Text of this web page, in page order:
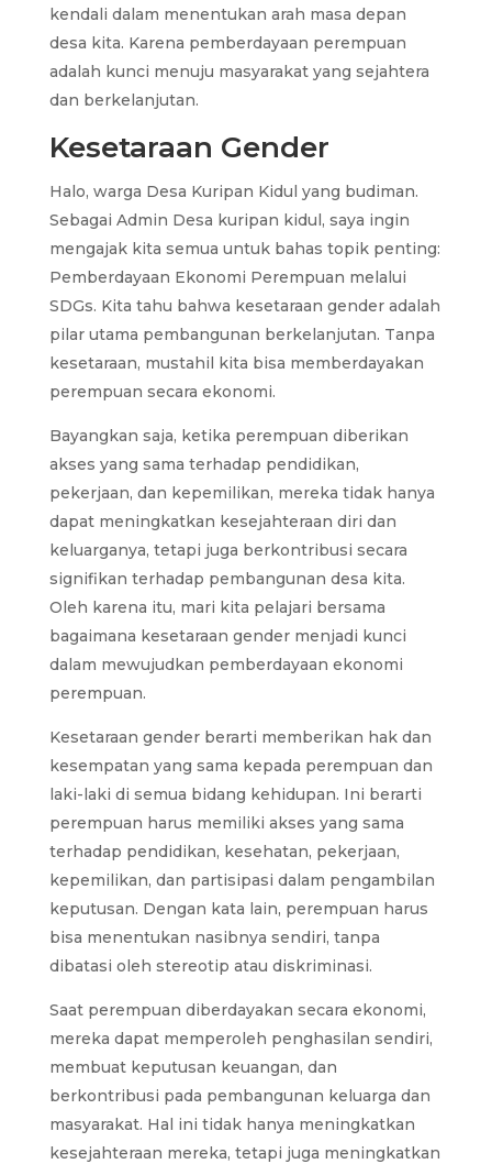
kendali dalam menentukan arah masa depan
desa kita. Karena pemberdayaan perempuan
adalah kunci menuju masyarakat yang sejahtera
dan berkelanjutan.
Kesetaraan Gender
Halo, warga Desa Kuripan Kidul yang budiman.
Sebagai Admin Desa kuripan kidul, saya ingin
mengajak kita semua untuk bahas topik penting:
Pemberdayaan Ekonomi Perempuan melalui
SDGs. Kita tahu bahwa kesetaraan gender adalah
pilar utama pembangunan berkelanjutan. Tanpa
kesetaraan, mustahil kita bisa memberdayakan
perempuan secara ekonomi.
Bayangkan saja, ketika perempuan diberikan
akses yang sama terhadap pendidikan,
pekerjaan, dan kepemilikan, mereka tidak hanya
dapat meningkatkan kesejahteraan diri dan
keluarganya, tetapi juga berkontribusi secara
signifikan terhadap pembangunan desa kita.
Oleh karena itu, mari kita pelajari bersama
bagaimana kesetaraan gender menjadi kunci
dalam mewujudkan pemberdayaan ekonomi
perempuan.
Kesetaraan gender berarti memberikan hak dan
kesempatan yang sama kepada perempuan dan
laki-laki di semua bidang kehidupan. Ini berarti
perempuan harus memiliki akses yang sama
terhadap pendidikan, kesehatan, pekerjaan,
kepemilikan, dan partisipasi dalam pengambilan
keputusan. Dengan kata lain, perempuan harus
bisa menentukan nasibnya sendiri, tanpa
dibatasi oleh stereotip atau diskriminasi.
Saat perempuan diberdayakan secara ekonomi,
mereka dapat memperoleh penghasilan sendiri,
membuat keputusan keuangan, dan
berkontribusi pada pembangunan keluarga dan
masyarakat. Hal ini tidak hanya meningkatkan
kesejahteraan mereka, tetapi juga meningkatkan